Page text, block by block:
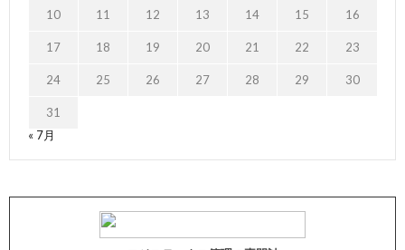
10 11 12 13 14 15 16
17 18 19 20 21 22 23
24 25 26 27 28 29 30
31
« 7月